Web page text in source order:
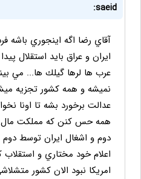
saeid:
آقاي رضا اگه اينجوري باشه
ايران و عراق بايد استقلال
عرب ها لرها گيلك ها... مي
نميشه و همه كشور تجزيه
عدالت برخورد بشه تا اونا
همه حس كنن كه مملكت مال
دوم و اشغال ايران توسط
اعلام خود مختاري و
امريكا نبود الان كشور